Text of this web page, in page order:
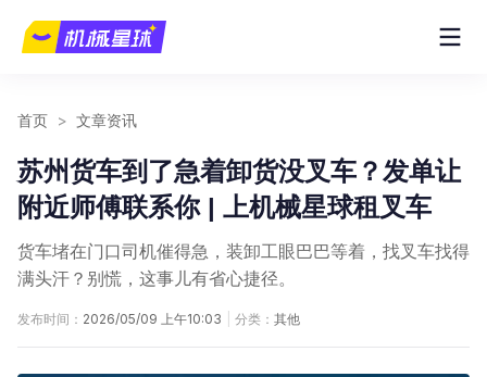
首页 > 文章资讯
苏州货车到了急着卸货没叉车？发单让
附近师傅联系你 | 上机械星球租叉车
货车堵在门口司机催得急，装卸工眼巴巴等着，找叉车找得
满头汗？别慌，这事儿有省心捷径。
发布时间： 2026/05/09 上午10:03 分类： 其他